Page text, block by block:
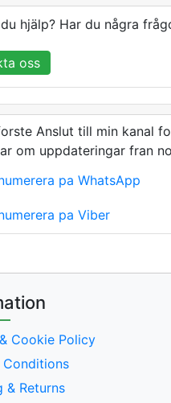
hjälp? Har du några
oss
Anslut till min kanal
om uppdateringar fran
pa WhatsApp
pa Viber
Cookie Policy
Conditions
& Returns